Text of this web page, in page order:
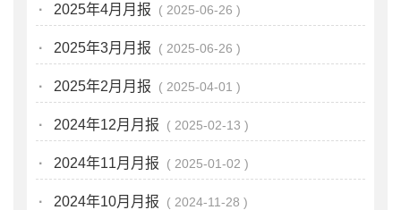
· 2025年4月月报 2025-06-26
· 2025年3月月报 2025-06-26
· 2025年2月月报 2025-04-01
· 2024年12月月报 2025-02-13
· 2024年11月月报 2025-01-02
· 2024年10月月报 2024-11-28